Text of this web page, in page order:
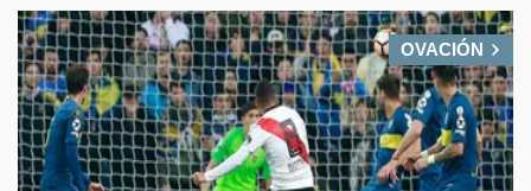
OVACIÓN